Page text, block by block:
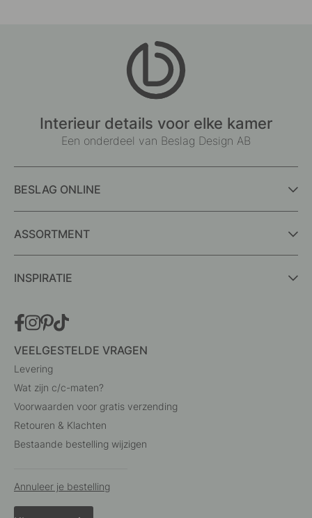
Interieur details voor elke kamer
Een onderdeel van Beslag Design AB
BESLAG ONLINE
ASSORTMENT
INSPIRATIE
VEELGESTELDE VRAGEN
Levering
Wat zijn c/c-maten?
Voorwaarden voor gratis verzending
Retouren & Klachten
Bestaande bestelling wijzigen
Annuleer je bestelling